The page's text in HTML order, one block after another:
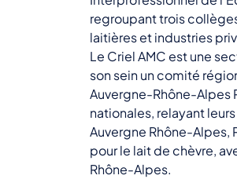
regroupant trois
laitières et industries
Le Criel AMC est une
son sein un comité
Auvergne-Rhône-Alpes
nationales, relayant
Auvergne Rhône-Alpes,
pour le lait de chèvre,
Rhône-Alpes.